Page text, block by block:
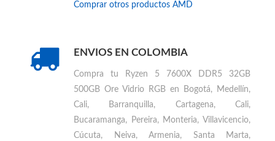
Comprar otros productos AMD
ENVIOS EN COLOMBIA
Compra tu
Ryzen 5 7600X DDR5 32GB
500GB Ore Vidrio RGB en Bogotá, Medellín,
Cali, Barranquilla, Cartagena, Cali,
Bucaramanga, Pereira, Monteria, Villavicencio,
Cúcuta, Neiva, Armenia, Santa Marta,